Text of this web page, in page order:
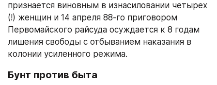
признается виновным в изнасиловании четырех
(!) женщин и 14 апреля 88-го приговором
Первомайского райсуда осуждается к 8 годам
лишения свободы с отбыванием наказания в
колонии усиленного режима.
Бунт против быта